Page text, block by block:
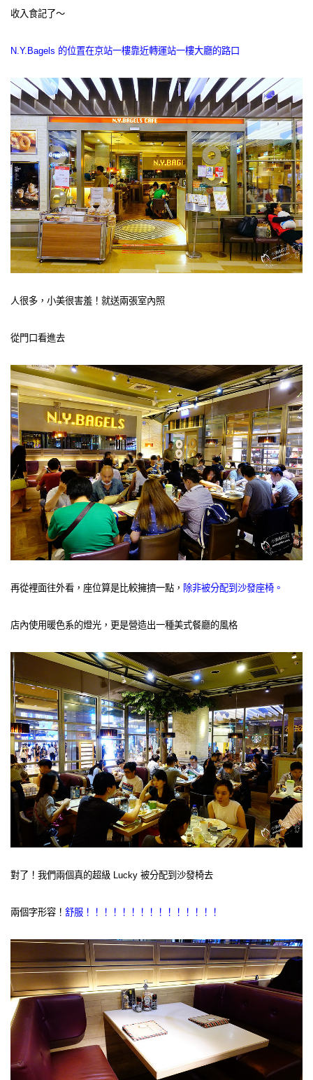
收入食記了～
N.Y.Bagels 的位置在京站一樓靠近轉運站一樓大廳的路口
人很多，小美很害羞！就送兩張室內照
從門口看進去
再從裡面往外看，座位算是比較擁擠一點， 除非被分配到沙發座椅。
店內使用暖色系的燈光，更是營造出一種美式餐廳的風格
對了！我們兩個真的超級 Lucky 被分配到沙發椅去
兩個字形容！ 舒服！！！！！！！！！！！！！！！